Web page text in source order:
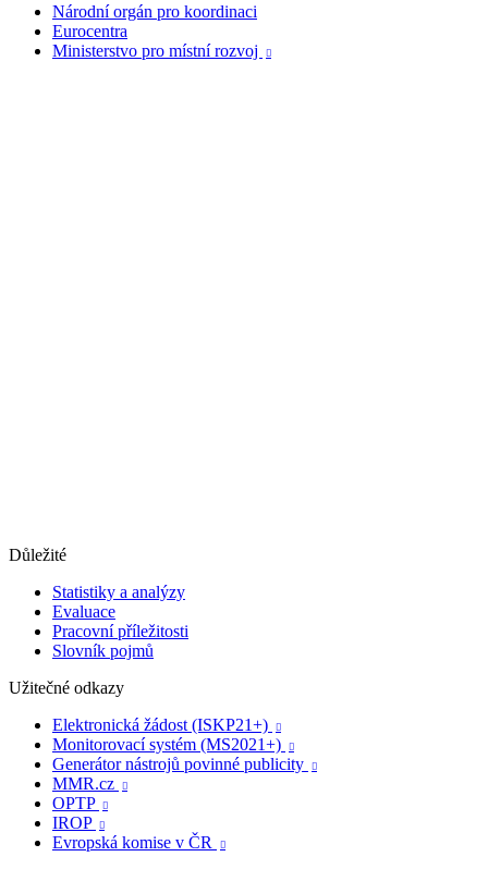
Národní orgán pro koordinaci
Eurocentra
Ministerstvo pro místní rozvoj

Důležité
Statistiky a analýzy
Evaluace
Pracovní příležitosti
Slovník pojmů
Užitečné odkazy
Elektronická žádost (ISKP21+)

Monitorovací systém (MS2021+) 
Generátor nástrojů povinné publicity 
MMR.cz 
OPTP 
IROP 
Evropská komise v ČR 